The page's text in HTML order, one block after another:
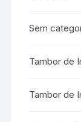
Sem
Tambor de
Tambor de